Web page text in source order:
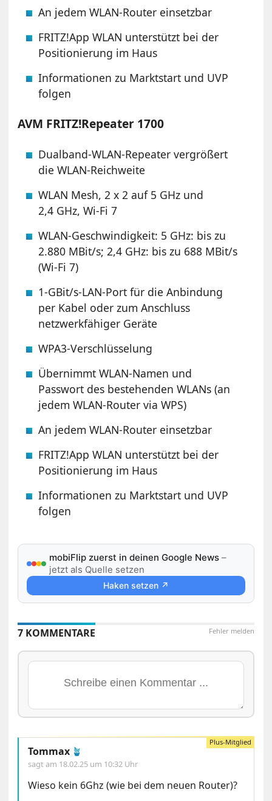
An jedem WLAN-Router einsetzbar
FRITZ!App WLAN unterstützt bei der
Positionierung im Haus
Informationen zu Marktstart und UVP
folgen
AVM FRITZ!Repeater 1700
Dualband-WLAN-Repeater vergrößert
die WLAN-Reichweite
WLAN Mesh, 2 x 2 auf 5 GHz und
2,4 GHz, Wi-Fi 7
WLAN-Geschwindigkeit: 5 GHz: bis zu
2.880 MBit/s; 2,4 GHz: bis zu 688 MBit/s
(Wi-Fi 7)
1-GBit/s-LAN-Port für die Anbindung
per Kabel oder zum Anschluss
netzwerkfähiger Geräte
WPA3-Verschlüsselung
Übernimmt WLAN-Namen und
Passwort des bestehenden WLANs (an
jedem WLAN-Router via WPS)
An jedem WLAN-Router einsetzbar
FRITZ!App WLAN unterstützt bei der
Positionierung im Haus
Informationen zu Marktstart und UVP
folgen
mobiFlip zuerst in deinen Google News –
jetzt als Quelle setzen
Haken setzen ↗
Fehler melden
7 KOMMENTARE
Tommax 🪴
sagt am 18.02.25 um 10:32 Uhr
Wieso kein 6Ghz (wie bei dem neuen Router)?